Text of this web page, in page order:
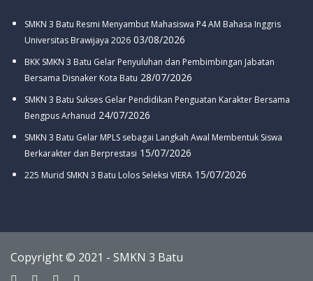
SMKN 3 Batu Resmi Menyambut Mahasiswa P4 AM Bahasa Inggris
Universitas Brawijaya 2026 03/08/2026
BKK SMKN 3 Batu Gelar Penyuluhan dan Pembimbingan Jabatan
Bersama Disnaker Kota Batu 28/07/2026
SMKN 3 Batu Sukses Gelar Pendidikan Penguatan Karakter Bersama
Bengpus Arhanud 24/07/2026
SMKN 3 Batu Gelar MPLS sebagai Langkah Awal Membentuk Siswa
Berkarakter dan Berprestasi 15/07/2026
225 Murid SMKN 3 Batu Lolos Seleksi VIERA 15/07/2026
Copyright © 2021 - SMKN 3 Batu